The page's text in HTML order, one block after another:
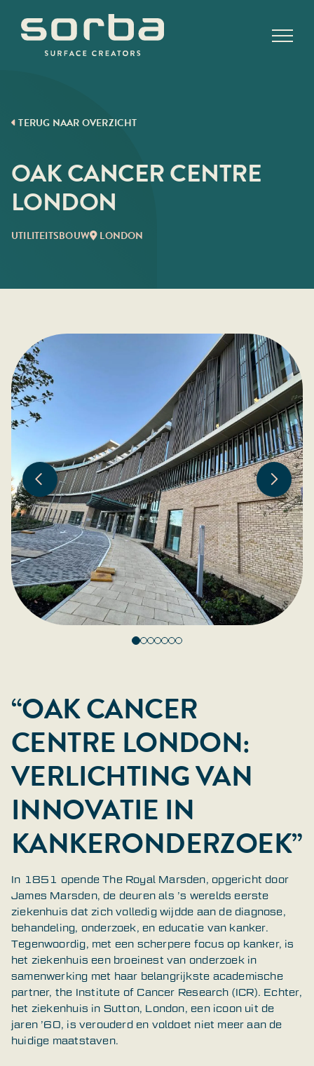
naar
inhoud
TERUG NAAR OVERZICHT
OAK CANCER CENTRE
LONDON
UTILITEITSBOUW LONDON
“OAK CANCER
CENTRE LONDON:
VERLICHTING VAN
INNOVATIE IN
KANKERONDERZOEK”
In 1851 opende The Royal Marsden, opgericht door
James Marsden, de deuren als ’s werelds eerste
ziekenhuis dat zich volledig wijdde aan de diagnose,
behandeling, onderzoek, en educatie van kanker.
Tegenwoordig, met een scherpere focus op kanker, is
het ziekenhuis een broeinest van onderzoek in
samenwerking met haar belangrijkste academische
partner, the Institute of Cancer Research (ICR). Echter,
het ziekenhuis in Sutton, London, een icoon uit de
jaren ’60, is verouderd en voldoet niet meer aan de
huidige maatstaven.